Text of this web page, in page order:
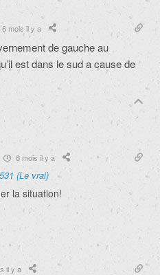
6 mois il y a
de gauche au
est dans le sud a cause de
6 mois il y a
(Le vrai)
la situation!
il y a